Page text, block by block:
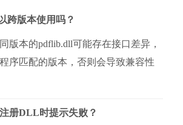
跨版本使用吗？
版本的pdflib.dll可能存在接口差异，
序匹配的版本，否则会导致兼容性
册DLL时提示失败？